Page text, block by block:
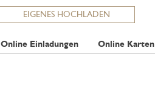
EIGENES HOCHLADEN
Online Einladungen Online Karten